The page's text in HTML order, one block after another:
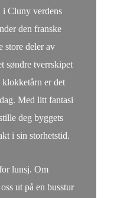
Cluny verdens
den franske
store deler av
søndre tverrskipet
er det
Med litt fantasi
deg byggets
i sin storhetstid.
lunsj. Om
ut på en busstur